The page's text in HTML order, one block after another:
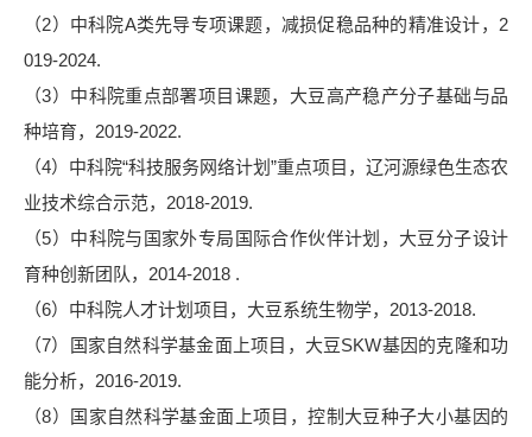
（2）中科院A类先导专项课题，减损促稳品种的精准设计，2
019-2024.
（3）中科院重点部署项目课题，大豆高产稳产分子基础与品
种培育，2019-2022.
（4）中科院“科技服务网络计划”重点项目，辽河源绿色生态农
业技术综合示范，2018-2019.
（5）中科院与国家外专局国际合作伙伴计划，大豆分子设计
育种创新团队，2014-2018 .
（6）中科院人才计划项目，大豆系统生物学，2013-2018.
（7）国家自然科学基金面上项目，大豆SKW基因的克隆和功
能分析，2016-2019.
（8）国家自然科学基金面上项目，控制大豆种子大小基因的